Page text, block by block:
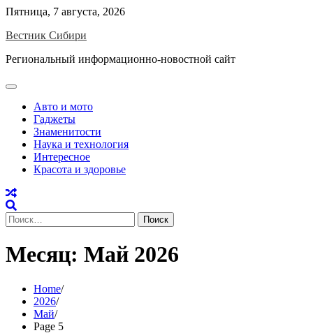
Skip
content
Пятница, 7 августа, 2026
Вестник Сибири
Региональный информационно-новостной сайт
Авто и мото
Гаджеты
Знаменитости
Наука и технология
Интересное
Красота и здоровье
Найти:
Месяц: Май 2026
Home
2026
Май
Page 5